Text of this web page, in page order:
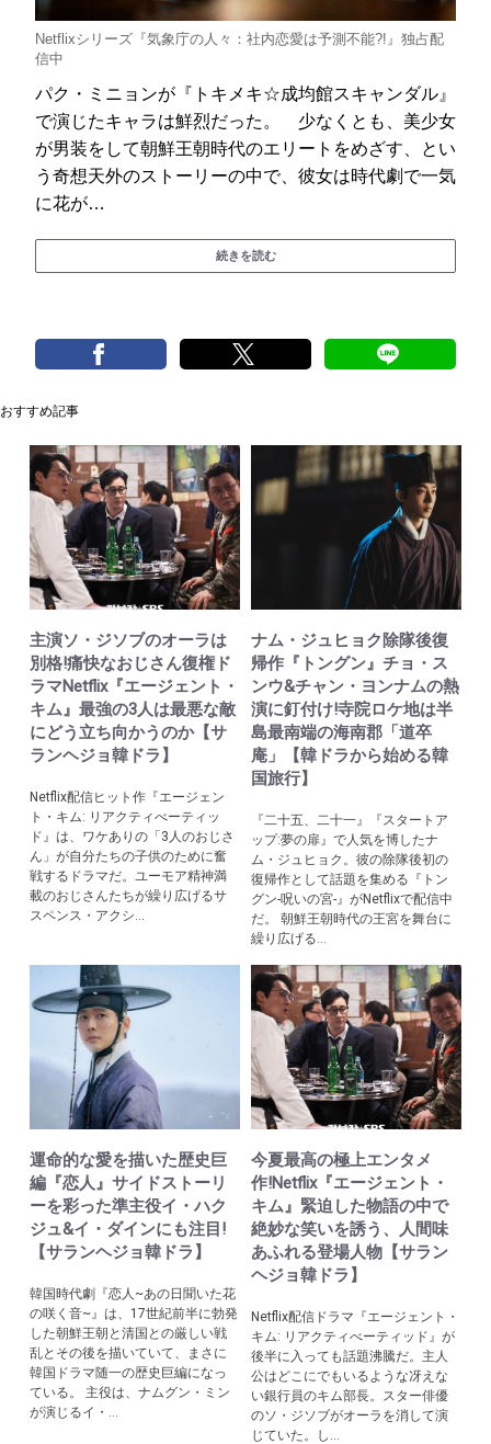
Netflixシリーズ『気象庁の人々：社内恋愛は予測不能?!』独占配
信中
パク・ミニョンが『トキメキ☆成均館スキャンダル』
で演じたキャラは鮮烈だった。 少なくとも、美少女
が男装をして朝鮮王朝時代のエリートをめざす、とい
う奇想天外のストーリーの中で、彼女は時代劇で一気
に花が…
続きを読む
おすすめ記事
主演ソ・ジソブのオーラは
別格!痛快なおじさん復権ド
ラマNetflix『エージェント・
キム』最強の3人は最悪な敵
にどう立ち向かうのか【サ
ランヘジョ韓ドラ】
Netflix配信ヒット作『エージェン
ト・キム: リアクティべーティッ
ド』は、ワケありの「3人のおじさ
ん」が自分たちの子供のために奮
戦するドラマだ。ユーモア精神満
載のおじさんたちが繰り広げるサ
スペンス・アクシ...
ナム・ジュヒョク除隊後復
帰作『トングン』チョ・ス
ンウ&チャン・ヨンナムの熱
演に釘付け!寺院ロケ地は半
島最南端の海南郡「道卒
庵」【韓ドラから始める韓
国旅行】
『二十五、二十一』『スタートア
ップ:夢の扉』で人気を博したナ
ム・ジュヒョク。彼の除隊後初の
復帰作として話題を集める『トン
グン-呪いの宮-』がNetflixで配信中
だ。 朝鮮王朝時代の王宮を舞台に
繰り広げる...
運命的な愛を描いた歴史巨
編『恋人』サイドストーリ
ーを彩った準主役イ・ハク
ジュ&イ・ダインにも注目!
【サランヘジョ韓ドラ】
韓国時代劇『恋人~あの日聞いた花
の咲く音~』は、17世紀前半に勃発
した朝鮮王朝と清国との厳しい戦
乱とその後を描いていて、まさに
韓国ドラマ随一の歴史巨編になっ
ている。 主役は、ナムグン・ミン
が演じるイ・...
今夏最高の極上エンタメ
作!Netflix『エージェント・
キム』緊迫した物語の中で
絶妙な笑いを誘う、人間味
あふれる登場人物【サラン
ヘジョ韓ドラ】
Netflix配信ドラマ『エージェント・
キム: リアクティべーティッド』が
後半に入っても話題沸騰だ。主人
公はどこにでもいるような冴えな
い銀行員のキム部長。スター俳優
のソ・ジソブがオーラを消して演
じていた。し...